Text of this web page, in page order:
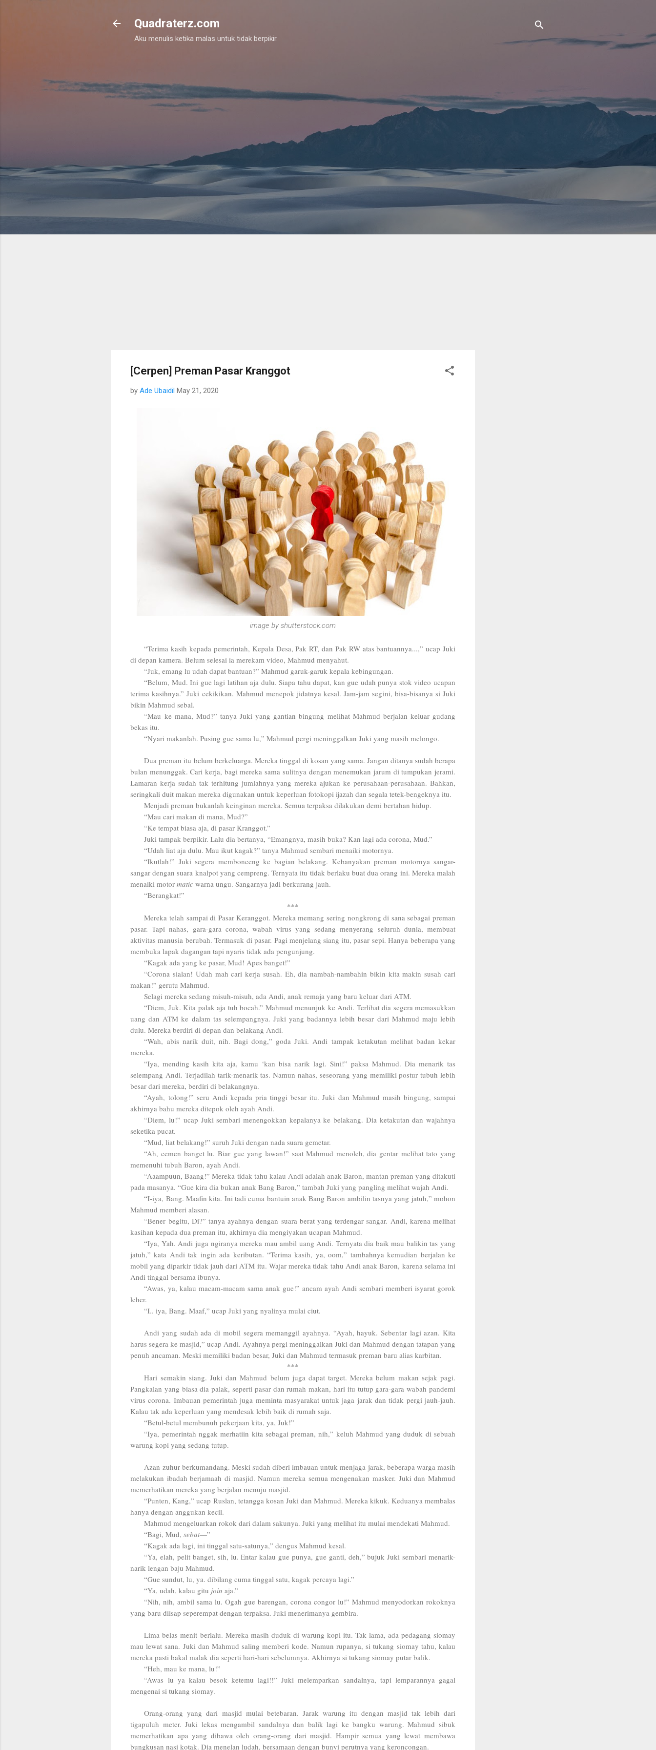
Quadraterz.com
Aku menulis ketika malas untuk tidak berpikir.
[Cerpen] Preman Pasar Kranggot
by Ade Ubaidil May 21, 2020
image by shutterstock.com
“Terima kasih kepada pemerintah, Kepala Desa, Pak RT, dan Pak RW atas bantuannya...,” ucap Juki
di depan kamera. Belum selesai ia merekam video, Mahmud menyahut.
“Juk, emang lu udah dapat bantuan?” Mahmud garuk-garuk kepala kebingungan.
“Belum, Mud. Ini gue lagi latihan aja dulu. Siapa tahu dapat, kan gue udah punya stok video ucapan
terima kasihnya.” Juki cekikikan. Mahmud menepok jidatnya kesal. Jam-jam segini, bisa-bisanya si Juki
bikin Mahmud sebal.
“Mau ke mana, Mud?” tanya Juki yang gantian bingung melihat Mahmud berjalan keluar gudang
bekas itu.
“Nyari makanlah. Pusing gue sama lu,” Mahmud pergi meninggalkan Juki yang masih melongo.
Dua preman itu belum berkeluarga. Mereka tinggal di kosan yang sama. Jangan ditanya sudah berapa
bulan menunggak. Cari kerja, bagi mereka sama sulitnya dengan menemukan jarum di tumpukan jerami.
Lamaran kerja sudah tak terhitung jumlahnya yang mereka ajukan ke perusahaan-perusahaan. Bahkan,
seringkali duit makan mereka digunakan untuk keperluan fotokopi ijazah dan segala tetek-bengeknya itu.
Menjadi preman bukanlah keinginan mereka. Semua terpaksa dilakukan demi bertahan hidup.
“Mau cari makan di mana, Mud?”
“Ke tempat biasa aja, di pasar Kranggot.”
Juki tampak berpikir. Lalu dia bertanya, “Emangnya, masih buka? Kan lagi ada corona, Mud.”
“Udah liat aja dulu. Mau ikut kagak?” tanya Mahmud sembari menaiki motornya.
“Ikutlah!” Juki segera membonceng ke bagian belakang. Kebanyakan preman motornya sangar-
sangar dengan suara knalpot yang cempreng. Ternyata itu tidak berlaku buat dua orang ini. Mereka malah
menaiki motor matic warna ungu. Sangarnya jadi berkurang jauh.
“Berangkat!”
***
Mereka telah sampai di Pasar Keranggot. Mereka memang sering nongkrong di sana sebagai preman
pasar. Tapi nahas, gara-gara corona, wabah virus yang sedang menyerang seluruh dunia, membuat
aktivitas manusia berubah. Termasuk di pasar. Pagi menjelang siang itu, pasar sepi. Hanya beberapa yang
membuka lapak dagangan tapi nyaris tidak ada pengunjung.
“Kagak ada yang ke pasar, Mud! Apes banget!”
“Corona sialan! Udah mah cari kerja susah. Eh, dia nambah-nambahin bikin kita makin susah cari
makan!” gerutu Mahmud.
Selagi mereka sedang misuh-misuh, ada Andi, anak remaja yang baru keluar dari ATM.
“Diem, Juk. Kita palak aja tuh bocah.” Mahmud menunjuk ke Andi. Terlihat dia segera memasukkan
uang dan ATM ke dalam tas selempangnya. Juki yang badannya lebih besar dari Mahmud maju lebih
dulu. Mereka berdiri di depan dan belakang Andi.
“Wah, abis narik duit, nih. Bagi dong,” goda Juki. Andi tampak ketakutan melihat badan kekar
mereka.
“Iya, mending kasih kita aja, kamu ‘kan bisa narik lagi. Sini!” paksa Mahmud. Dia menarik tas
selempang Andi. Terjadilah tarik-menarik tas. Namun nahas, seseorang yang memiliki postur tubuh lebih
besar dari mereka, berdiri di belakangnya.
“Ayah, tolong!” seru Andi kepada pria tinggi besar itu. Juki dan Mahmud masih bingung, sampai
akhirnya bahu mereka ditepok oleh ayah Andi.
“Diem, lu!” ucap Juki sembari menengokkan kepalanya ke belakang. Dia ketakutan dan wajahnya
seketika pucat.
“Mud, liat belakang!” suruh Juki dengan nada suara gemetar.
“Ah, cemen banget lu. Biar gue yang lawan!” saat Mahmud menoleh, dia gentar melihat tato yang
memenuhi tubuh Baron, ayah Andi.
“Aaampuun, Baang!” Mereka tidak tahu kalau Andi adalah anak Baron, mantan preman yang ditakuti
pada masanya. “Gue kira dia bukan anak Bang Baron,” tambah Juki yang pangling melihat wajah Andi.
“I-iya, Bang. Maafin kita. Ini tadi cuma bantuin anak Bang Baron ambilin tasnya yang jatuh,” mohon
Mahmud memberi alasan.
“Bener begitu, Di?” tanya ayahnya dengan suara berat yang terdengar sangar. Andi, karena melihat
kasihan kepada dua preman itu, akhirnya dia mengiyakan ucapan Mahmud.
“Iya, Yah. Andi juga ngiranya mereka mau ambil uang Andi. Ternyata dia baik mau balikin tas yang
jatuh,” kata Andi tak ingin ada keributan. “Terima kasih, ya, oom,” tambahnya kemudian berjalan ke
mobil yang diparkir tidak jauh dari ATM itu. Wajar mereka tidak tahu Andi anak Baron, karena selama ini
Andi tinggal bersama ibunya.
“Awas, ya, kalau macam-macam sama anak gue!” ancam ayah Andi sembari memberi isyarat gorok
leher.
“I.. iya, Bang. Maaf,” ucap Juki yang nyalinya mulai ciut.
Andi yang sudah ada di mobil segera memanggil ayahnya. “Ayah, hayuk. Sebentar lagi azan. Kita
harus segera ke masjid,” ucap Andi. Ayahnya pergi meninggalkan Juki dan Mahmud dengan tatapan yang
penuh ancaman. Meski memiliki badan besar, Juki dan Mahmud termasuk preman baru alias karbitan.
***
Hari semakin siang. Juki dan Mahmud belum juga dapat target. Mereka belum makan sejak pagi.
Pangkalan yang biasa dia palak, seperti pasar dan rumah makan, hari itu tutup gara-gara wabah pandemi
virus corona. Imbauan pemerintah juga meminta masyarakat untuk jaga jarak dan tidak pergi jauh-jauh.
Kalau tak ada keperluan yang mendesak lebih baik di rumah saja.
“Betul-betul membunuh pekerjaan kita, ya, Juk!”
“Iya, pemerintah nggak merhatiin kita sebagai preman, nih,” keluh Mahmud yang duduk di sebuah
warung kopi yang sedang tutup.
Azan zuhur berkumandang. Meski sudah diberi imbauan untuk menjaga jarak, beberapa warga masih
melakukan ibadah berjamaah di masjid. Namun mereka semua mengenakan masker. Juki dan Mahmud
memerhatikan mereka yang berjalan menuju masjid.
“Punten, Kang,” ucap Ruslan, tetangga kosan Juki dan Mahmud. Mereka kikuk. Keduanya membalas
hanya dengan anggukan kecil.
Mahmud mengeluarkan rokok dari dalam sakunya. Juki yang melihat itu mulai mendekati Mahmud.
“Bagi, Mud,sebat—”
“Kagak ada lagi, ini tinggal satu-satunya,” dengus Mahmud kesal.
“Ya, elah, pelit banget, sih, lu. Entar kalau gue punya, gue ganti, deh,” bujuk Juki sembari menarik-
narik lengan baju Mahmud.
“Gue sundut, lu, ya. dibilang cuma tinggal satu, kagak percaya lagi.”
“Ya, udah, kalau gitu join aja.”
“Nih, nih, ambil sama lu. Ogah gue barengan, corona congor lu!” Mahmud menyodorkan rokoknya
yang baru diisap seperempat dengan terpaksa. Juki menerimanya gembira.
Lima belas menit berlalu. Mereka masih duduk di warung kopi itu. Tak lama, ada pedagang siomay
mau lewat sana. Juki dan Mahmud saling memberi kode. Namun rupanya, si tukang siomay tahu, kalau
mereka pasti bakal malak dia seperti hari-hari sebelumnya. Akhirnya si tukang siomay putar balik.
“Heh, mau ke mana, lu!”
“Awas lu ya kalau besok ketemu lagi!!” Juki melemparkan sandalnya, tapi lemparannya gagal
mengenai si tukang siomay.
Orang-orang yang dari masjid mulai betebaran. Jarak warung itu dengan masjid tak lebih dari
tigapuluh meter. Juki lekas mengambil sandalnya dan balik lagi ke bangku warung. Mahmud sibuk
memerhatikan apa yang dibawa oleh orang-orang dari masjid. Hampir semua yang lewat membawa
bungkusan nasi kotak. Dia menelan ludah, bersamaan dengan bunyi perutnya yang keroncongan.